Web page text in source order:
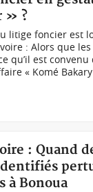
» ?
litige foncier est
: Alors que
qu’il est convenu
« Komé
: Quand
à Bonoua